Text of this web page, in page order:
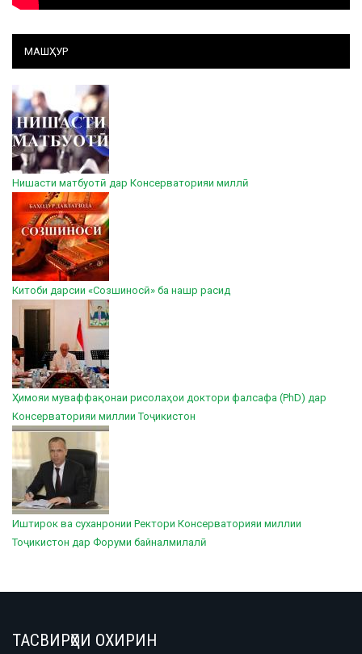
МАШҲУР
Нишасти матбуотӣ дар Консерваторияи миллӣ
Китоби дарсии «Созшиносӣ» ба нашр расид
Ҳимояи муваффақонаи рисолаҳои доктори фалсафа (PhD) дар
Консерваторияи миллии Тоҷикистон
Иштирок ва суханронии Ректори Консерваторияи миллии
Тоҷикистон дар Форуми байналмилалӣ
ТАСВИРҲОИ ОХИРИН